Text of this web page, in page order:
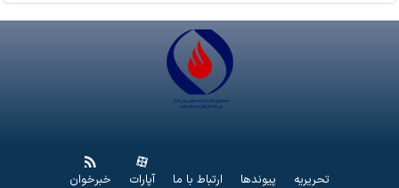
تحریریه پیوندها ارتباط با ما آپارات خبرخوان